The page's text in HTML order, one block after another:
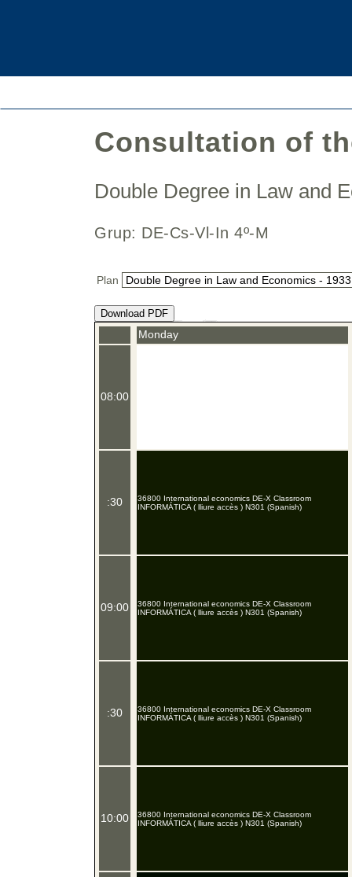
Consultation of
Double Degree in Law and
Grup: DE-Cs-Vl-In 4º-M
Plan
Download PDF
08:00
:30
09:00
:30
10:00
Monday
36800 International economics DE-X Classroom
INFORMÁTICA ( lliure accès ) N301 (Spanish)
36800 International economics DE-X Classroom
INFORMÁTICA ( lliure accès ) N301 (Spanish)
36800 International economics DE-X Classroom
INFORMÁTICA ( lliure accès ) N301 (Spanish)
36800 International economics DE-X Classroom
INFORMÁTICA ( lliure accès ) N301 (Spanish)